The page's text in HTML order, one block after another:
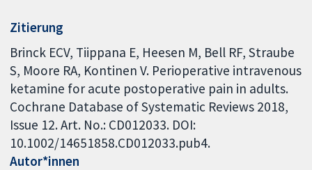
Zitierung
Brinck ECV, Tiippana E, Heesen M, Bell RF, Straube
S, Moore RA, Kontinen V. Perioperative intravenous
ketamine for acute postoperative pain in adults.
Cochrane Database of Systematic Reviews 2018,
Issue 12. Art. No.: CD012033. DOI:
10.1002/14651858.CD012033.pub4.
Autor*innen